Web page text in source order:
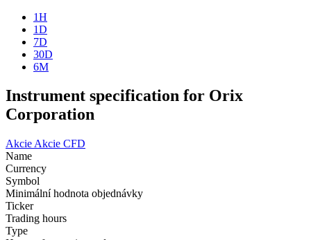
1H
1D
7D
30D
6M
Instrument specification for Orix
Corporation
Akcie Akcie CFD
Name
Currency
Symbol
Minimální hodnota objednávky
Ticker
Trading hours
Type